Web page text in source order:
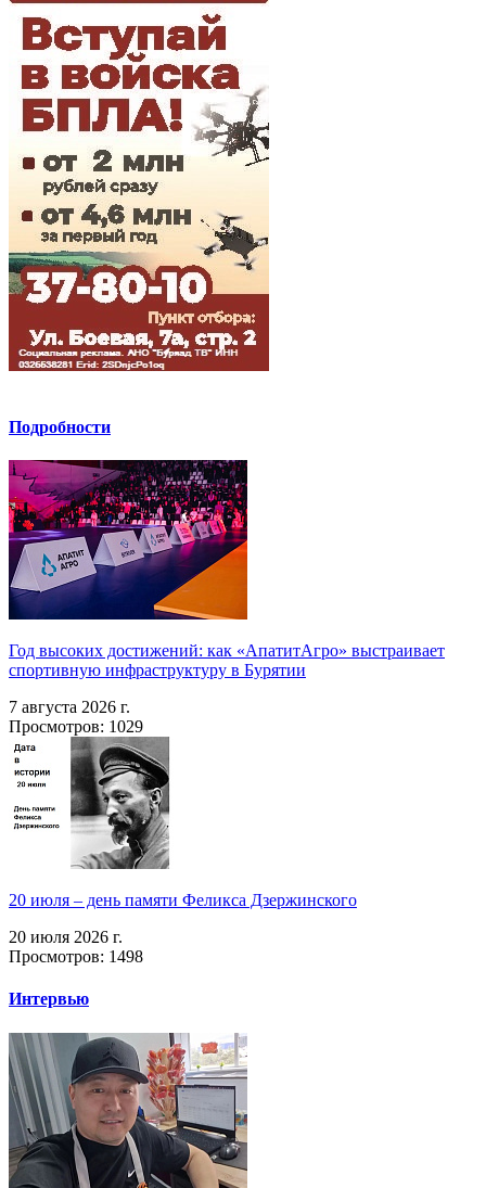
Подробности
Год высоких достижений: как «АпатитАгро» выстраивает
спортивную инфраструктуру в Бурятии
7 августа 2026 г.
Просмотров: 1029
20 июля – день памяти Феликса Дзержинского
20 июля 2026 г.
Просмотров: 1498
Интервью